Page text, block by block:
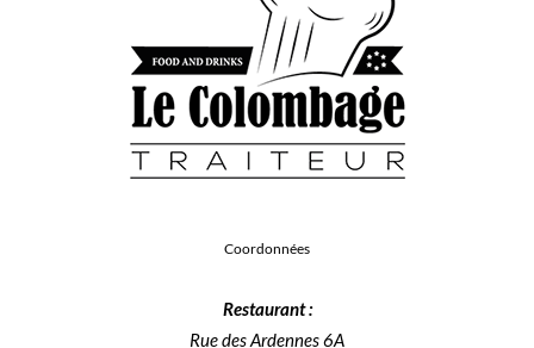
Coordonnées
Restaurant :
Rue des Ardennes 6A